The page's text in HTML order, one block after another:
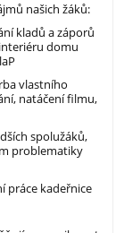
našich žáků:
kladů a záporů
domu
vlastního
natáčení filmu,
spolužáků,
problematiky
práce kadeřnice